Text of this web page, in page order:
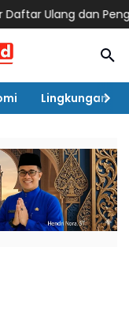
dan Pengenalan
Lingkungan